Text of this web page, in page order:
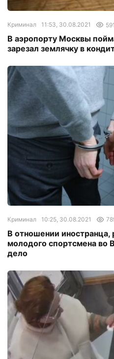
Криминал 11:53, 30.08.2021
В аэропорту Москвы
зарезал землячку в
Криминал 10:25, 30.08.2021
В отношении
молодого спортсмена во
дело